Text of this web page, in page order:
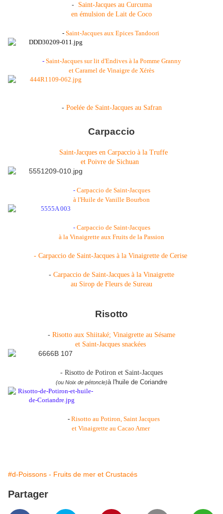
-
Saint-Jacques au Curcuma
en émulsion de Lait de Coco
- Saint-Jacques aux Epices Tandoori
- Saint-Jacques sur lit d'Endives à la Pomme Granny
et Caramel de Vinaigre de Xérès
- Poelée de Saint-Jacques au Safran
Carpaccio
Saint-Jacques en Carpaccio à la Truffe
et Poivre de Sichuan
- Carpaccio de Saint-Jacques
à l'Huile de Vanille Bourbon
- Carpaccio de Saint-Jacques
à la Vinaigrette aux Fruits de la Passion
- Carpaccio de Saint-Jacques à la Vinaigrette de Cerise
- Carpaccio de Saint-Jacques à la Vinaigrette
au Sirop de Fleurs de Sureau
Risotto
- Risotto aux Shiitaké; Vinaigrette au Sésame
et Saint-Jacques snackées
- Risotto de Potiron et Saint-Jacques
(ou Noix de pétoncle)à l'huile de Coriandre
- Risotto au Potiron, Saint Jacques
et Vinaigrette au Cacao Amer
#d-Poissons - Fruits de mer et Crustacés
Partager